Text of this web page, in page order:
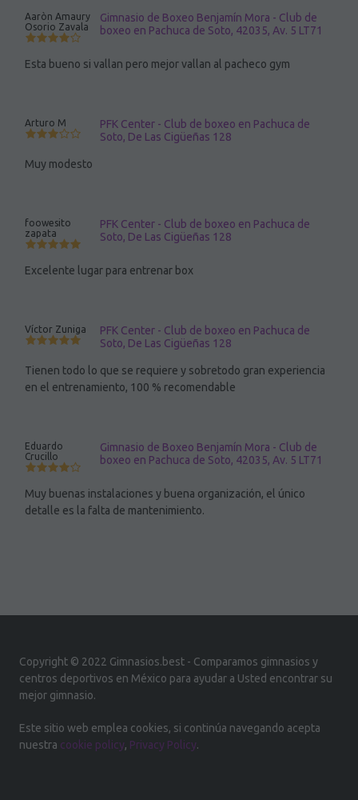
Aaròn Amaury
Osorio Zavala
Gimnasio de Boxeo Benjamín Mora - Club de
boxeo en Pachuca de Soto, 42035, Av. 5 LT71
Esta bueno si vallan pero mejor vallan al pacheco gym
Arturo M
PFK Center - Club de boxeo en Pachuca de
Soto, De Las Cigüeñas 128
Muy modesto
foowesito
zapata
PFK Center - Club de boxeo en Pachuca de
Soto, De Las Cigüeñas 128
Excelente lugar para entrenar box
Víctor Zuniga
PFK Center - Club de boxeo en Pachuca de
Soto, De Las Cigüeñas 128
Tienen todo lo que se requiere y sobretodo gran experiencia
en el entrenamiento, 100 % recomendable
Eduardo
Crucillo
Gimnasio de Boxeo Benjamín Mora - Club de
boxeo en Pachuca de Soto, 42035, Av. 5 LT71
Muy buenas instalaciones y buena organización, el único
detalle es la falta de mantenimiento.
Copyright © 2022 Gimnasios.best - Comparamos gimnasios y
centros deportivos en México para ayudar a Usted encontrar su
mejor gimnasio.
Este sitio web emplea cookies, si continúa navegando acepta
nuestra cookie policy, Privacy Policy.